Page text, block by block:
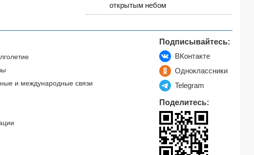
открытым небом
и международные связи
Подписывайтесь:
ВКонтакте
Одноклассники
Telegram
Поделитесь: